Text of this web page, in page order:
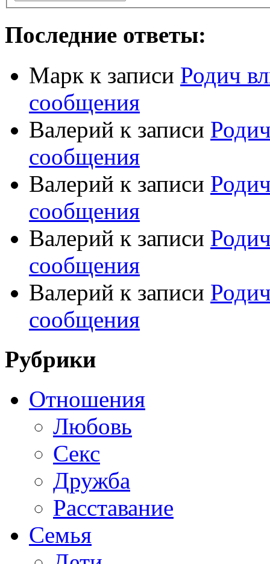
Последние ответы:
Марк к записи Родич
сообщения
Валерий к записи
сообщения
Валерий к записи
сообщения
Валерий к записи
сообщения
Валерий к записи
сообщения
Рубрики
Отношения
Любовь
Секс
Дружба
Расставание
Семья